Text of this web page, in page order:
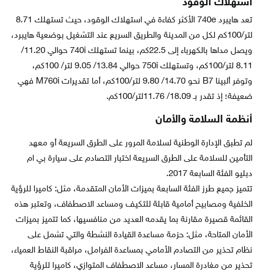
استهلاك الوقود
تعد هايبرد 740e الأكثر كفاءة في استهلاك الوقود، حيث تستهلك 8.71
لتر/100كم لكل من المدينة والطريق السريع عند التشغيل بوضعية هايبرد،
ويصل مداها بالكهرباء إلى 22.5كم، بينما تستهلك 740i حوالي 11.20/
8.11 لتر/100كم، وتستهلك 750i حوالي 13.84/ 9.05 لتر/ 100كم،
وتوفر ألبينا B7 نحو 14.70/ 9.80 لتر/100كم، أما تقديرات M760i فهي
ضعيفة؛ إذ تقدر بـ 18.09/ 11.76لتر/100كم.
أنظمة السلامة والأمان
لم تطبق الإدارة الوطنية لسلامة المرور على الطرق السريعة أو معهد
التأمين للسلامة على الطرق السريعة اختبار التصادم على سيارة بي ام
دبليو الفئة السابعة 2017.
تتميز جميع طرز الفئة السابعة بميزات الأمان المتقدمة، مثل: كاميرا للرؤية
الخلفية ومصابيح أمامية قابلة للتكيف ومساعد الاصطفاف، وتعتبر هذه
القائمة قصيرة مقارنة بما يقدمه العديد من منافسيها، كما تتميز بميزات
الأمان المتاحة، مثل: حزمة مساعدة القيادة النشطة والتي تشمل على
نظام تحذير من التصادم الأمامي بمساعدة الفرامل، مراقبة النقاط العمياء،
تحذير من مغادرة المسار، مساعد الاصطفاف المتوازي، كاميرا للرؤية